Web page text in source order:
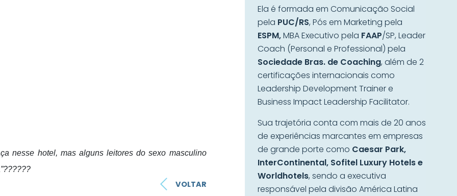
nesse hotel, mas alguns leitores do sexo masculino
VOLTAR
Ela é formada em Comunicação Social
pela PUC/RS, Pós em Marketing pela
ESPM,MBA Executivo pela FAAP/SP, Leader
Coach (Personal e Professional) pela
Sociedade Bras. de Coaching, além de 2
certificações internacionais como
Leadership Development Trainer e
Business Impact Leadership Facilitator.
Sua trajetória conta com mais de 20 anos
de experiências marcantes em empresas
de grande porte como Caesar Park,
InterContinental, Sofitel Luxury Hotels e
Worldhotels, sendo a executiva
responsável pela divisão América Latina